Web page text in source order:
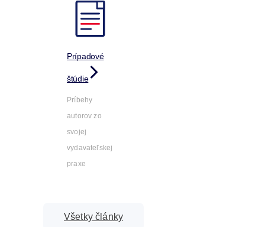
Prípadové
štúdie
Príbehy
autorov zo
svojej
vydavateľskej
praxe
Všetky články